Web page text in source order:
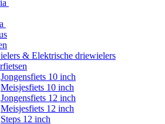
& Elektrische driewielers
Jongensfiets 10 inch
Meisjesfiets 10 inch
Jongensfiets 12 inch
Meisjesfiets 12 inch
Steps 12 inch